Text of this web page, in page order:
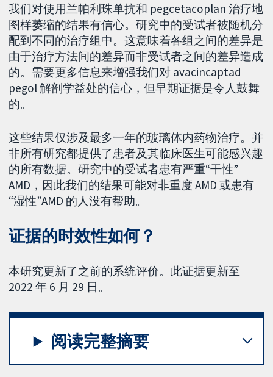
我们对使用兰帕利珠单抗和 pegcetacoplan 治疗地
图样萎缩的结果有信心。研究中的受试者被随机分
配到不同的治疗组中。这意味着各组之间的差异是
由于治疗方法间的差异而非受试者之间的差异造成
的。需要更多信息来增强我们对 avacincaptad
pegol 解剖学益处的信心，但早期证据是令人鼓舞
的。
这些结果仅涉及最多一年的玻璃体内药物治疗。并
非所有研究都提供了患者及其临床医生可能感兴趣
的所有数据。研究中的受试者患有严重“干性”
AMD，因此我们的结果可能对非重度 AMD 或患有
“湿性”AMD 的人没有帮助。
证据的时效性如何？
本研究更新了之前的系统评价。此证据更新至
2022 年 6 月 29 日。
阅读完整摘要